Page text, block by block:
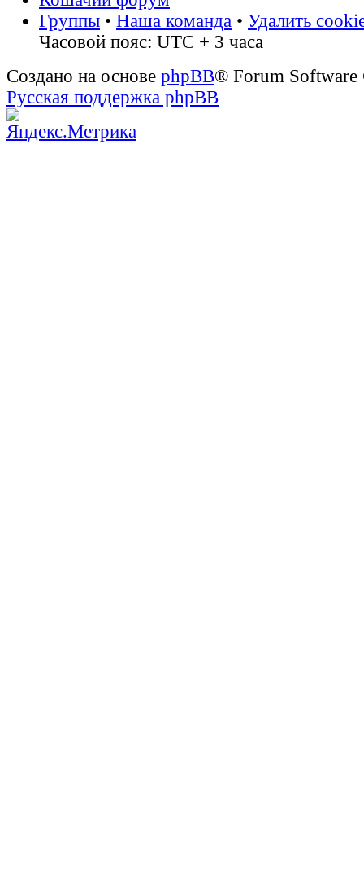
Группы • Наша команда • Удалить
Часовой пояс: UTC + 3 часа
Создано на основе phpBB® Forum
Русская поддержка phpBB